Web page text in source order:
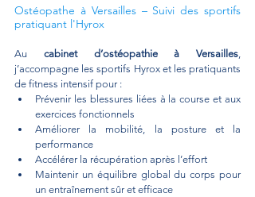
Ostéopathe à Versailles – Suivi des sportifs
pratiquant l'Hyrox
Au cabinet d’ostéopathie à Versailles,
j’accompagne les sportifs Hyrox et les pratiquants
de fitness intensif pour :
Prévenir les blessures liées à la course et aux
exercices fonctionnels
Améliorer la mobilité, la posture et la
performance
Accélérer la récupération après l’effort
Maintenir un équilibre global du corps pour
un entraînement sûr et efficace